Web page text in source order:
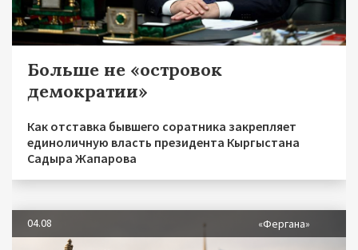
Больше не «островок
демократии»
Как отставка бывшего соратника закрепляет
единоличную власть президента Кыргыстана
Садыра Жапарова
04.08 «Фергана»